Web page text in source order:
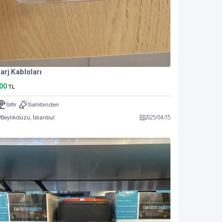
Kabloları
TL
Sıfır
Sahibinden
Beylikdüzü, İstanbul
2025/04/15